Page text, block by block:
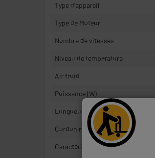
Type d'appareil
Type de Moteur
Nombre de vitesses
Niveau de température
Air froid
Puissance (W)
Longueur du câble
Cordon rotatif 360°
Caractéristiques complémentaires